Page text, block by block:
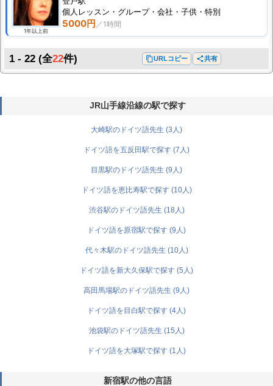
1年以上前
5000円
個人 レッスン ・グループ・会社・子供・特別
1 - 22 (全22件) content_copyURLコピー share共有
JR山手線沿線の駅で探す
大崎駅のドイツ語先生 (3人)
ドイツ語を五反田駅で探す (7人)
目黒駅のドイツ語先生 (9人)
ドイツ語を恵比寿駅で探す (10人)
渋谷駅のドイツ語先生 (18人)
ドイツ語を原宿駅で探す (9人)
代々木駅のドイツ語先生 (10人)
ドイツ語を新大久保駅で探す (5人)
高田馬場駅のドイツ語先生 (9人)
ドイツ語を目白駅で探す (4人)
池袋駅のドイツ語先生 (15人)
ドイツ語を大塚駅で探す (1人)
新宿駅の他の言語